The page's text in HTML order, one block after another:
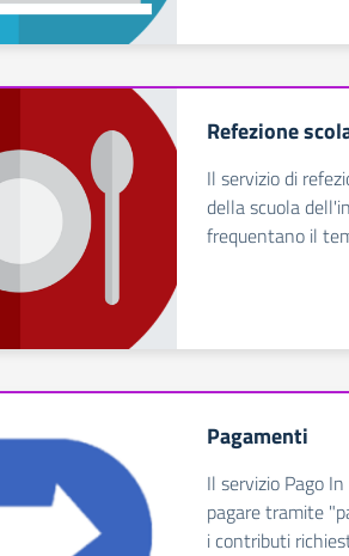
Refezione
Il servizio di
della scuola
frequentano il
Pagamenti
Il servizio Pago
pagare tramite
i contributi